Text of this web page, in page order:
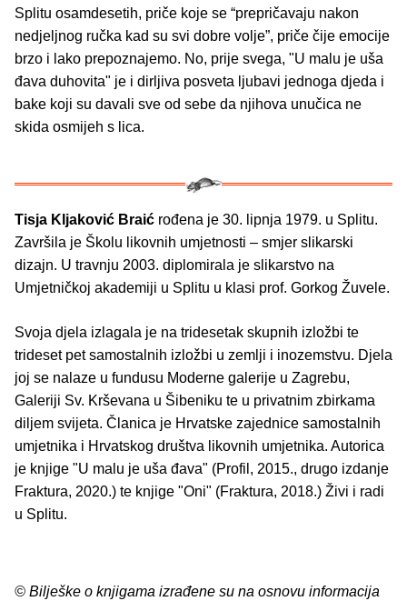
Splitu osamdesetih, priče koje se “prepričavaju nakon
nedjeljnog ručka kad su svi dobre volje”, priče čije emocije
brzo i lako prepoznajemo. No, prije svega, "U malu je uša
đava duhovita" je i dirljiva posveta ljubavi jednoga djeda i
bake koji su davali sve od sebe da njihova unučica ne
skida osmijeh s lica.
Tisja Kljaković Braić rođena je 30. lipnja 1979. u Splitu.
Završila je Školu likovnih umjetnosti – smjer slikarski
dizajn. U travnju 2003. diplomirala je slikarstvo na
Umjetničkoj akademiji u Splitu u klasi prof. Gorkog Žuvele.
Svoja djela izlagala je na tridesetak skupnih izložbi te
trideset pet samostalnih izložbi u zemlji i inozemstvu. Djela
joj se nalaze u fundusu Moderne galerije u Zagrebu,
Galeriji Sv. Krševana u Šibeniku te u privatnim zbirkama
diljem svijeta. Članica je Hrvatske zajednice samostalnih
umjetnika i Hrvatskog društva likovnih umjetnika. Autorica
je knjige "U malu je uša đava" (Profil, 2015., drugo izdanje
Fraktura, 2020.) te knjige "Oni" (Fraktura, 2018.) Živi i radi
u Splitu.
© Bilješke o knjigama izrađene su na osnovu informacija